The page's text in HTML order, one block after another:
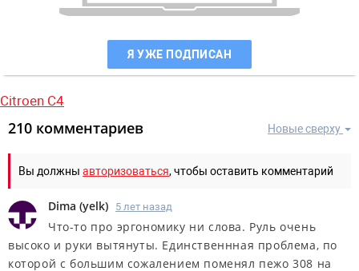
Я УЖЕ ПОДПИСАН
Citroen C4
Новые сверху
210 комментариев
Вы должны авторизоваться, чтобы оставить комментарий
Dima (yelk) 5 лет назад
Что-то про эргономику ни слова. Руль очень
высоко и руки вытянуты. Единственнная проблема, по
которой с большим сожалением поменял пежо 308 на